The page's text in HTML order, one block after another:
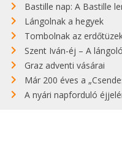
Bastille nap: A Bastille
Lángolnak a hegyek
Tombolnak az
Szent Iván-éj – A
Graz adventi vásárai
Már 200 éves a
A nyári napforduló éjjelén